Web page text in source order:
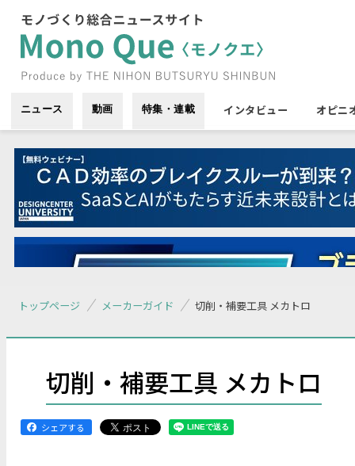
ニュース 動画 特集・連載 インタビュー オピニ
トップページ メーカーガイド 切削・補要工具 メカトロ
切削・補要工具 メカトロ
シェアする